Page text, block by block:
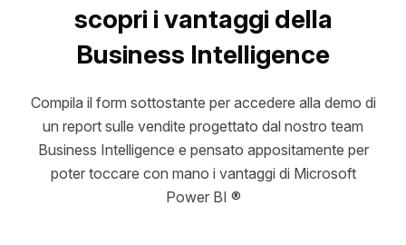
scopri i vantaggi della
Business Intelligence
Compila il form sottostante per accedere alla demo di
un report sulle vendite progettato dal nostro team
Business Intelligence e pensato appositamente per
poter toccare con mano i vantaggi di Microsoft
Power BI ®